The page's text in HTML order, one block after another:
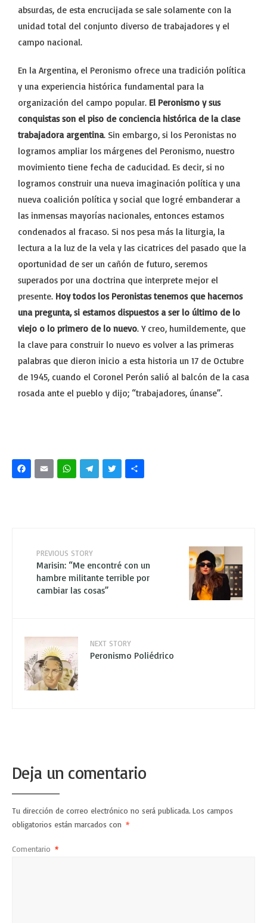
absurdas, de esta encrucijada se sale solamente con la
unidad total del conjunto diverso de trabajadores y el
campo nacional.
En la Argentina, el Peronismo ofrece una tradición política
y una experiencia histórica fundamental para la
organización del campo popular. El Peronismo y sus
conquistas son el piso de conciencia histórica de la clase
trabajadora argentina. Sin embargo, si los Peronistas no
logramos ampliar los márgenes del Peronismo, nuestro
movimiento tiene fecha de caducidad. Es decir, si no
logramos construir una nueva imaginación política y una
nueva coalición política y social que logré embanderar a
las inmensas mayorías nacionales, entonces estamos
condenados al fracaso. Si nos pesa más la liturgia, la
lectura a la luz de la vela y las cicatrices del pasado que la
oportunidad de ser un cañón de futuro, seremos
superados por una doctrina que interprete mejor el
presente. Hoy todos los Peronistas tenemos que hacernos
una pregunta, si estamos dispuestos a ser lo último de lo
viejo o lo primero de lo nuevo. Y creo, humildemente, que
la clave para construir lo nuevo es volver a las primeras
palabras que dieron inicio a esta historia un 17 de Octubre
de 1945, cuando el Coronel Perón salió al balcón de la casa
rosada ante el pueblo y dijo; “trabajadores, únanse”.
Facebook
EmailWhatsApp
Telegram
Twitter
PREVIOUS STORY
Marisin: “Me encontré con un
hambre militante terrible por
cambiar las cosas”
NEXT STORY
Peronismo Poliédrico
Deja un comentario
Tu dirección de correo electrónico no será publicada. Los campos
obligatorios están marcados con *
Comentario *